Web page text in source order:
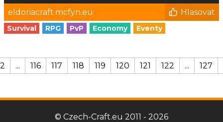
eldoriacraft.mcfyn.eu
Hlasovat
Survival RPG PvP Economy Eventy
2 ... 116 117 118 119 120 121 122 ... 127
© Czech-Craft.eu 2011 - 2026